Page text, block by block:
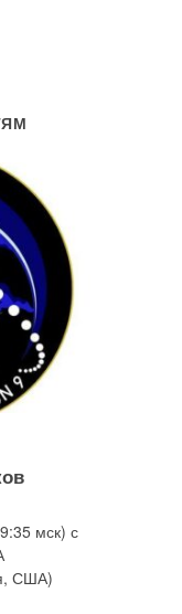
мск) с
США)